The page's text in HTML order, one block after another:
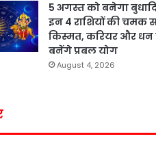
5 अगस्त को बनेगा
इन 4 राशियों की चमक
किस्मत, करियर और
बनेंगे प्रबल योग
August 4, 2026